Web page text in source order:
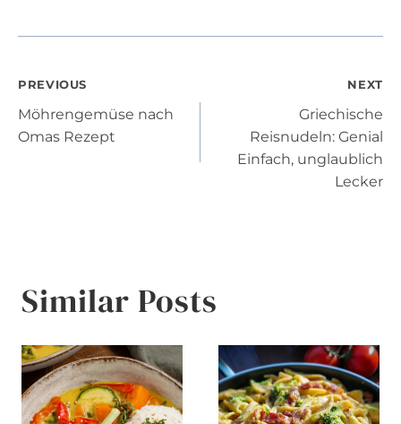
Post
navigation
PREVIOUS
Möhrengemüse nach
Omas Rezept
NEXT
Griechische
Reisnudeln: Genial
Einfach, unglaublich
Lecker
Similar Posts